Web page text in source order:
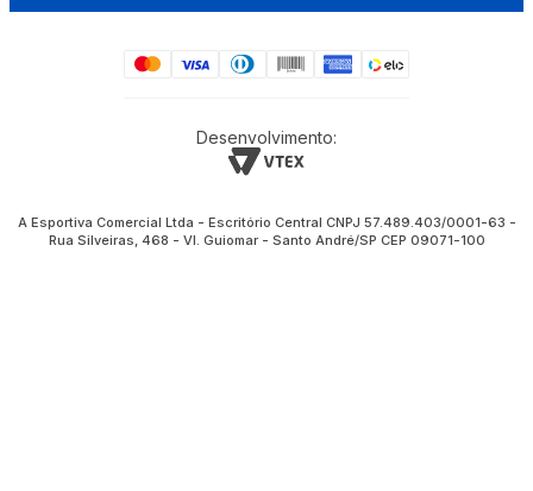
Desenvolvimento:
A Esportiva Comercial Ltda - Escritório Central CNPJ 57.489.403/0001-63 -
Rua Silveiras, 468 - Vl. Guiomar - Santo André/SP CEP 09071-100